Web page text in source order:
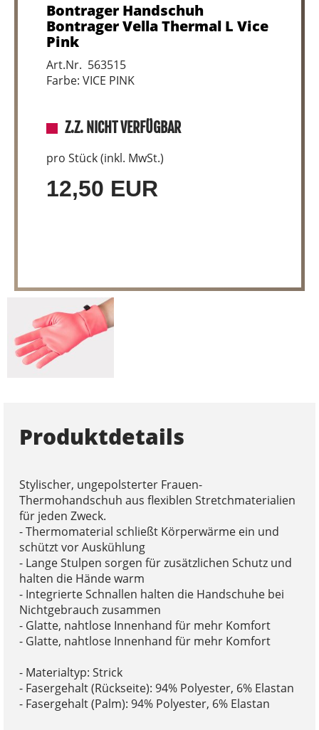
Bontrager Handschuh
Bontrager Vella Thermal L Vice
Pink
Art.Nr. 563515
Farbe: VICE PINK
Z.Z. NICHT VERFÜGBAR
pro Stück (inkl. MwSt.)
12,50 EUR
Produktdetails
Stylischer, ungepolsterter Frauen-
Thermohandschuh aus flexiblen Stretchmaterialien
für jeden Zweck.
- Thermomaterial schließt Körperwärme ein und
schützt vor Auskühlung
- Lange Stulpen sorgen für zusätzlichen Schutz und
halten die Hände warm
- Integrierte Schnallen halten die Handschuhe bei
Nichtgebrauch zusammen
- Glatte, nahtlose Innenhand für mehr Komfort
- Glatte, nahtlose Innenhand für mehr Komfort
- Materialtyp: Strick
- Fasergehalt (Rückseite): 94% Polyester, 6% Elastan
- Fasergehalt (Palm): 94% Polyester, 6% Elastan